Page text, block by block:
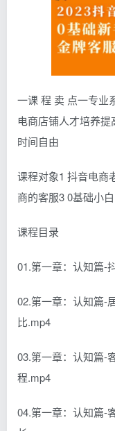
一课 程 卖 点一专业
电商店铺人才培养
时间自由
课程对象1 抖音电商
商的客服3 0基础小白
课程目录
01.第一章：认知篇-
02.第一章：认知篇-
比.mp4
03.第一章：认知篇-
程.mp4
04.第一章：认知篇-